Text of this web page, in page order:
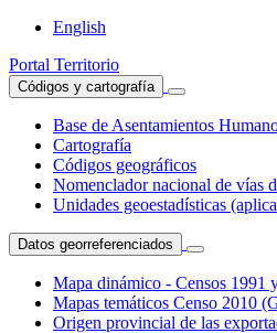
English
Portal Territorio
Códigos y cartografía
Base de Asentamientos
Cartografía
Códigos geográficos
Nomenclador nacional de vías
Unidades geoestadísticas
Datos georreferenciados
Mapa dinámico - Censos 1991
Mapas temáticos Censo 2010
Origen provincial de las